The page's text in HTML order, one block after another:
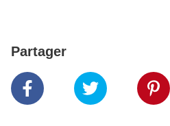
Partager